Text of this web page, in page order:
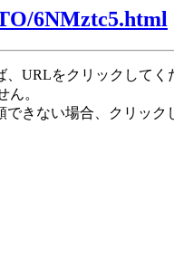
6NMztc5.html
URLをクリックしてく
ん。
きない場合、クリック